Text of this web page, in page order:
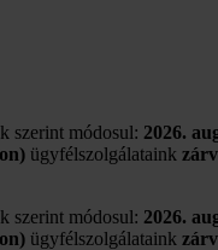
szerint módosul: 2026.
ügyfélszolgálataink
szerint módosul: 2026.
ügyfélszolgálataink